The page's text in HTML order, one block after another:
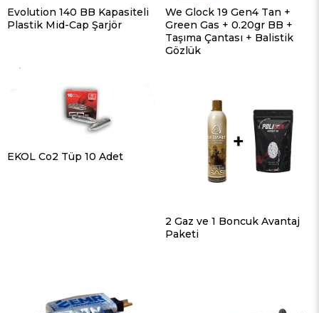
Evolution 140 BB Kapasiteli
Plastik Mid-Cap Şarjör
We Glock 19 Gen4 Tan +
Green Gas + 0.20gr BB +
Taşıma Çantası + Balistik
Gözlük
EKOL Co2 Tüp 10 Adet
2 Gaz ve 1 Boncuk Avantaj
Paketi